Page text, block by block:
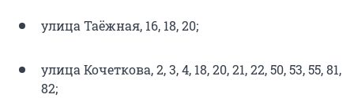
улица Таёжная, 16, 18, 20;
улица Кочеткова, 2, 3, 4, 18, 20, 21, 22, 50, 53, 55, 81,
82;